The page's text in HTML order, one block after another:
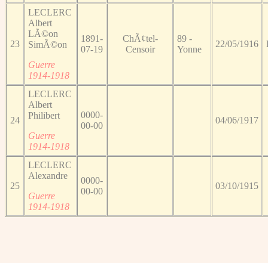
23
LECLERC
Albert
LÃ©on
SimÃ©on
Guerre
1914-1918
1891-
07-19
ChÃ¢tel-
Censoir
89 -
Yonne
22/05/1916
24
LECLERC
Albert
Philibert
Guerre
1914-1918
0000-
00-00
04/06/1917
25
LECLERC
Alexandre
Guerre
1914-1918
0000-
00-00
03/10/1915